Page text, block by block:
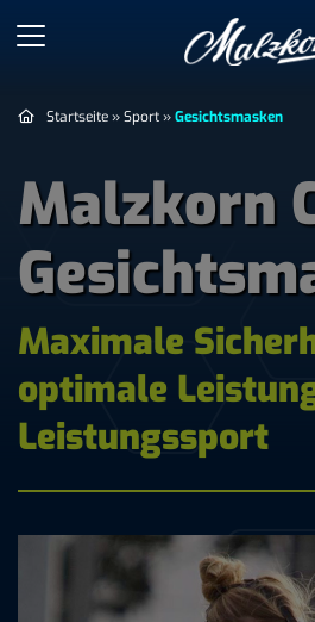
Startseite»Sport»Gesichtsmasken
Malzkorn
Maximale
optimale
Leistungssport